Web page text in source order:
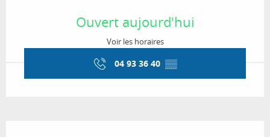
Ouvert aujourd'hui
Voir les horaires
04 93 36 40 ▒▒